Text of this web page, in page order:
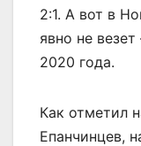
2:1. А вот в
явно не
2020 года.
Как отметил
Епанчинцев,